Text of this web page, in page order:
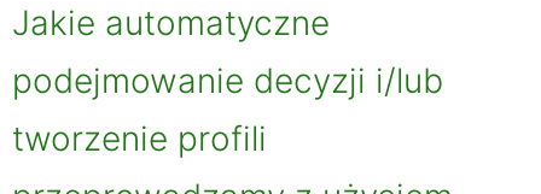
Jakie automatyczne
podejmowanie decyzji i/lub
tworzenie profili